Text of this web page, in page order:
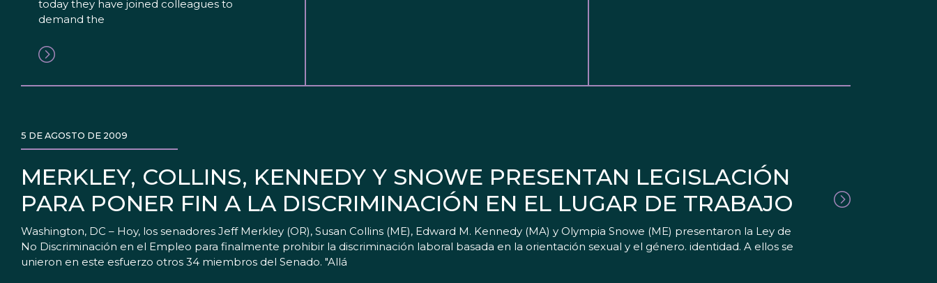
today they have joined colleagues to
demand the
MERKLEY, COLLINS, KENNEDY Y SNOWE PRESENTAN LEGISLACIÓN
PARA PONER FIN A LA DISCRIMINACIÓN EN EL LUGAR DE TRABAJO
5 DE AGOSTO DE 2009
Washington, DC – Hoy, los senadores Jeff Merkley (OR), Susan Collins (ME), Edward M. Kennedy (MA) y Olympia Snowe (ME) presentaron la Ley de
No Discriminación en el Empleo para finalmente prohibir la discriminación laboral basada en la orientación sexual y el género. identidad. A ellos se
unieron en este esfuerzo otros 34 miembros del Senado. "Allá